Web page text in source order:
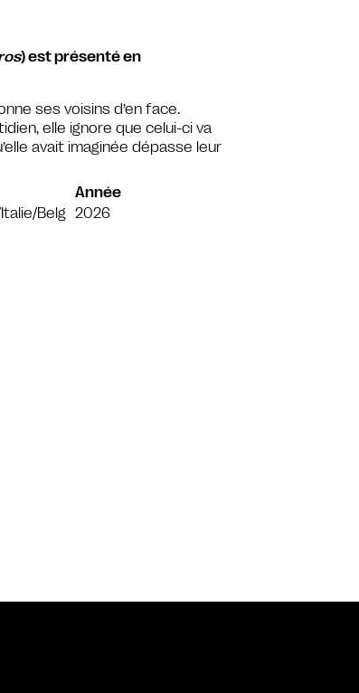
) est présenté en
ses voisins d’en face.
elle ignore que celui-ci va
avait imaginée dépasse leur
Belg
Année
2026